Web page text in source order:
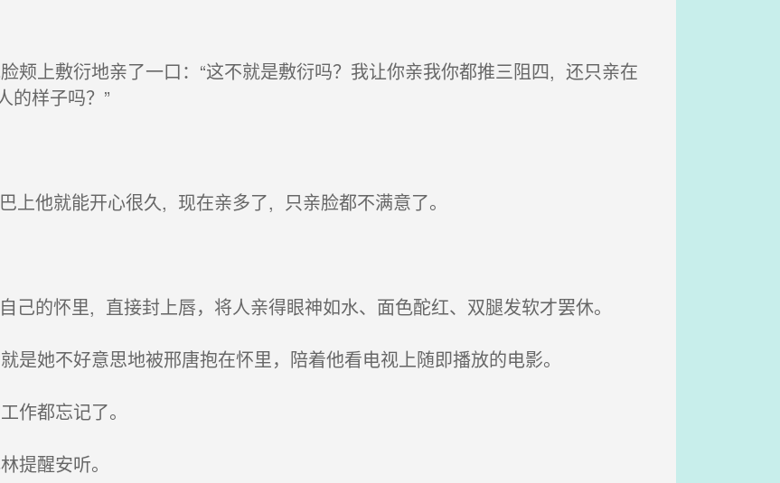
颊上敷衍地亲了一口：“这不就是敷衍吗？我让你亲我你都推三阻四, 还只亲在
的样子吗？”
他就能开心很久, 现在亲多了, 只亲脸都不满意了。
的怀里, 直接封上唇，将人亲得眼神如水、面色酡红、双腿发软才罢休。
她不好意思地被邢唐抱在怀里，陪着他看电视上随即播放的电影。
作都忘记了。
提醒安听。